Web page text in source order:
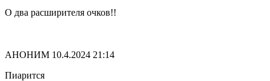
О два расширителя очков!!
АНОНИМ 10.4.2024 21:14
Пиарится